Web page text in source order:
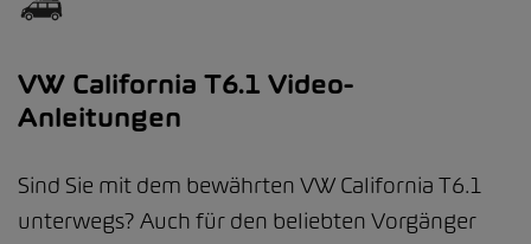
VW California T6.1 Video-
Anleitungen
Sind Sie mit dem bewährten VW California T6.1
unterwegs? Auch für den beliebten Vorgänger